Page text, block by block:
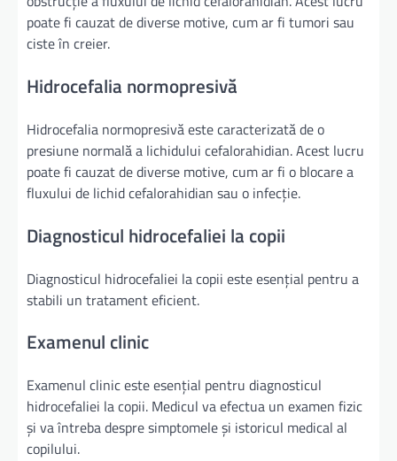
poate fi cauzat de diverse motive, cum ar fi tumori sau
ciste în creier.
Hidrocefalia normopresivă
Hidrocefalia normopresivă este caracterizată de o
presiune normală a lichidului cefalorahidian. Acest lucru
poate fi cauzat de diverse motive, cum ar fi o blocare a
fluxului de lichid cefalorahidian sau o infecție.
Diagnosticul hidrocefaliei la copii
Diagnosticul hidrocefaliei la copii este esențial pentru a
stabili un tratament eficient.
Examenul clinic
Examenul clinic este esențial pentru diagnosticul
hidrocefaliei la copii. Medicul va efectua un examen fizic
și va întreba despre simptomele și istoricul medical al
copilului.